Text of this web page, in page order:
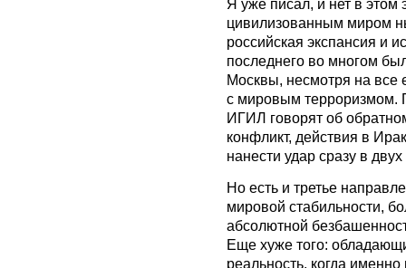
Я уже писал, и нет в этом
цивилизованным миром
российская экспансия и
последнего во многом
Москвы, несмотря на все
с мировым терроризмом.
ИГИЛ говорят об
конфликт, действия в
нанести удар сразу в
Но есть и третье
мировой стабильности,
абсолютной
Еще хуже того:
реальность, когда